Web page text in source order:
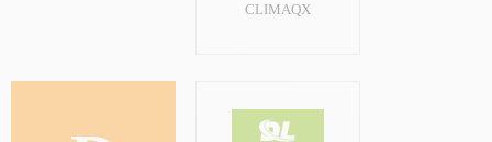
CLIMAQX